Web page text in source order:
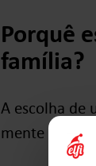
Porquê
família?
A escolha de
mente alguns